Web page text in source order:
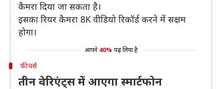
कैमरा दिया जा सकता है।
इसका रियर कैमरा 8K वीडियो रिकॉर्ड करने में सक्षम
होगा।
आपने 40% पढ़ लिया है
फीचर्स
तीन वेरिएंट्स में आएगा स्मार्टफोन